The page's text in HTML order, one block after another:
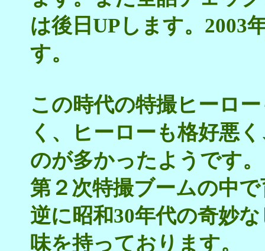
は後日UPします。2003
す。
この時代の特撮ヒーロ
く、ヒーローも格好悪
のが多かったようです
第２次特撮ブームの中
逆に昭和30年代の奇妙
味を持っております。